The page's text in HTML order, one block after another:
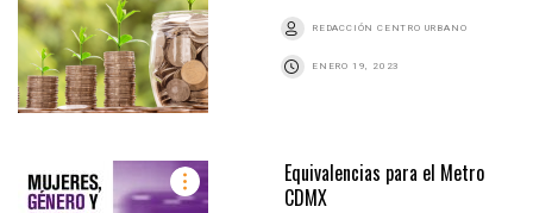
REDACCIÓN CENTRO URBANO
ENERO 19, 2023
Equivalencias para el Metro
CDMX